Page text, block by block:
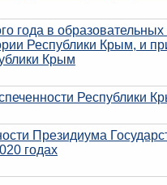
года в образовательных
Республики Крым, и
Крым
Республики
Президиума
годах